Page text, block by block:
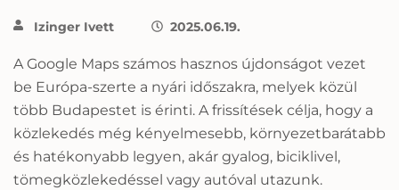
Izinger Ivett 2025.06.19.
A Google Maps számos hasznos újdonságot vezet
be Európa-szerte a nyári időszakra, melyek közül
több Budapestet is érinti. A frissítések célja, hogy a
közlekedés még kényelmesebb, környezetbarátabb
és hatékonyabb legyen, akár gyalog, biciklivel,
tömegközlekedéssel vagy autóval utazunk.